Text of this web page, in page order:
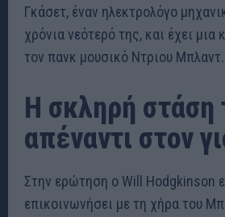
Γκάσετ, έναν ηλεκτρολόγο
χρόνια νεότερό της, και έχει μια
τον πανκ μουσικό Ντριου Μπλαντ.
Η σκληρή στάση
απέναντι στον
Στην ερώτηση ο Will Hodgkinson
επικοινωνήσει με τη χήρα του